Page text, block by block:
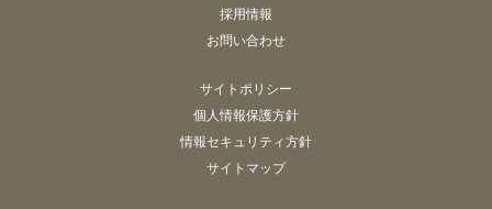
採用情報
お問い合わせ
サイトポリシー
個人情報保護方針
情報セキュリティ方針
サイトマップ